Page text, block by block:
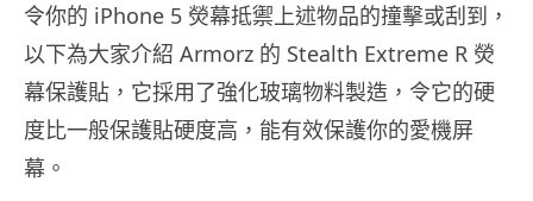
令你的 iPhone 5 熒幕抵禦上述物品的撞擊或刮到，
以下為大家介紹 Armorz 的 Stealth Extreme R 熒
幕保護貼，它採用了強化玻璃物料製造，令它的硬
度比一般保護貼硬度高，能有效保護你的愛機屏
幕。